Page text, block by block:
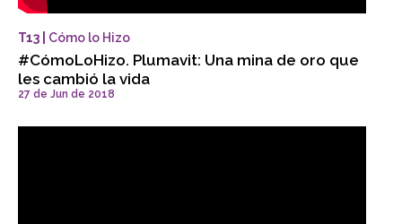
T13 | Cómo lo Hizo
#CómoLoHizo. Plumavit: Una mina de oro que
les cambió la vida
27 de Jun de 2018